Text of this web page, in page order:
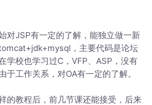
JSP有一定的了解，能独立做一新
，主要代码是论坛
学校也学习过C，VFP、ASP，没有
于工作关系，对OA有一定的了解。
程后，前几节课还能接受，后来